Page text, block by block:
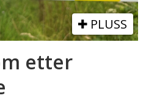
PLUSS
etter